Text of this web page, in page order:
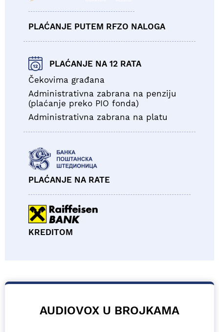
PLAĆANJE PUTEM RFZO NALOGA
PLAĆANJE NA 12 RATA
Čekovima građana
Administrativna zabrana na penziju
(plaćanje preko PIO fonda)
Administrativna zabrana na platu
PLAĆANJE NA RATE
KREDITOM
AUDIOVOX U BROJKAMA